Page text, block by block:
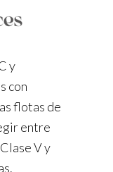
y
con
flotas de
entre
V y